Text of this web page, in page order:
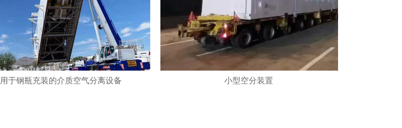
用于钢瓶充装的介质空气分离设备 小型空分装置